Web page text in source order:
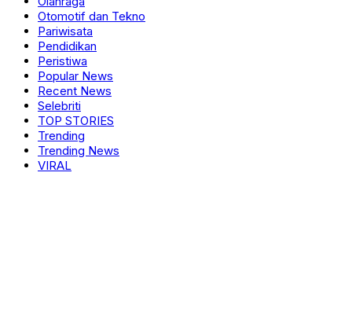
Otomotif dan Tekno
Pariwisata
Pendidikan
Peristiwa
Popular News
Recent News
Selebriti
TOP STORIES
Trending
Trending News
VIRAL